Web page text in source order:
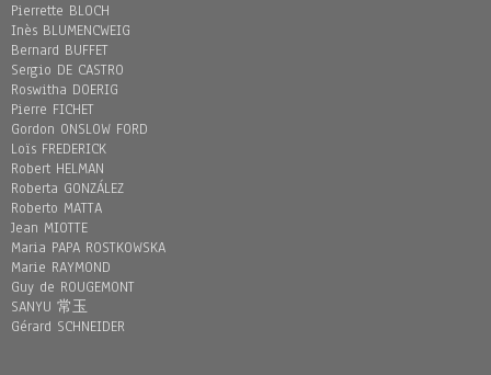
Pierrette BLOCH
Inès BLUMENCWEIG
Bernard BUFFET
Sergio DE CASTRO
Roswitha DOERIG
Pierre FICHET
Gordon ONSLOW FORD
Loïs FREDERICK
Robert HELMAN
Roberta GONZÁLEZ
Roberto MATTA
Jean MIOTTE
Maria PAPA ROSTKOWSKA
Marie RAYMOND
Guy de ROUGEMONT
SANYU 常玉
Gérard SCHNEIDER